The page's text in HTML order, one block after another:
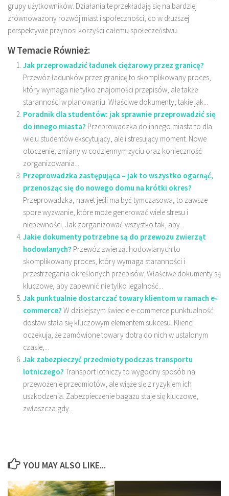
grupy użytkowników. Działania te przekładają się na bardziej
zrównoważony rozwój miast i społeczności, co w dłuższej
perspektywie przynosi korzyści całemu społeczeństwu.
W Temacie Również:
Jak przeprowadzić ładunek ciężarowy przez granicę?
Przewóz ładunków przez granicę to skomplikowany proces,
który wymaga nie tylko znajomości przepisów, ale także
staranności w planowaniu. Właściwe dokumenty, takie jak...
Poradnik dla studentów: jak sprawnie przeprowadzić się
do innego miasta? Przeprowadzka do innego miasta to dla
wielu studentów ekscytujący, ale i stresujący moment. Nowe
otoczenie, zmiany w codziennym życiu oraz konieczność
zorganizowania...
Przeprowadzka zastępująca – jak to wszystko ogarnąć,
przenosząc się do nowego domu na krótki okres?
Przeprowadzka, nawet jeśli ma być tymczasowa, to zawsze
spore wyzwanie, które może generować wiele stresu i
niepewności. Jak zorganizować wszystko tak, aby...
Jakie dokumenty potrzebne są do przewozu zwierząt
hodowlanych? Przewóz zwierząt hodowlanych to
skomplikowany proces, który wymaga staranności i
przestrzegania określonych przepisów. Właściwe dokumenty są
kluczowe, aby zapewnić nie tylko legalność...
Jak punktualnie dostarczać towary klientom w ramach e-
commerce? W dzisiejszym świecie e-commerce punktualność
dostaw stała się kluczowym elementem sukcesu. Klienci
oczekują, że zamówione towary dotrą do nich w ustalonym
czasie,...
Jak zabezpieczyć przedmioty podczas transportu
lotniczego? Transport lotniczy to wygodny sposób na
przewożenie przedmiotów, ale wiąże się z ryzykiem ich
uszkodzenia. Zabezpieczenie bagażu staje się kluczowe,
zwłaszcza gdy...
YOU MAY ALSO LIKE...